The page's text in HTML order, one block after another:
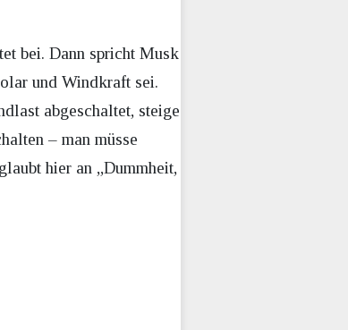
bei. Dann spricht Musk
und Windkraft sei.
abgeschaltet, steige
– man müsse
hier an „Dummheit,